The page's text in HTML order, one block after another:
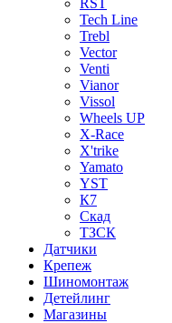
RST
Tech Line
Trebl
Vector
Venti
Vianor
Vissol
Wheels UP
X-Race
X'trike
Yamato
YST
К7
Скад
ТЗСК
Датчики
Крепеж
Шиномонтаж
Детейлинг
Магазины